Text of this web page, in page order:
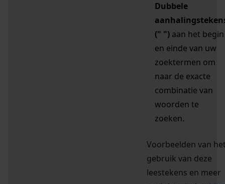
Dubbele
(" ") aan het begin
en einde van uw
zoektermen om
naar de exacte
combinatie van
woorden te
zoeken.
Voorbeelden van
gebruik van deze
leestekens en meer